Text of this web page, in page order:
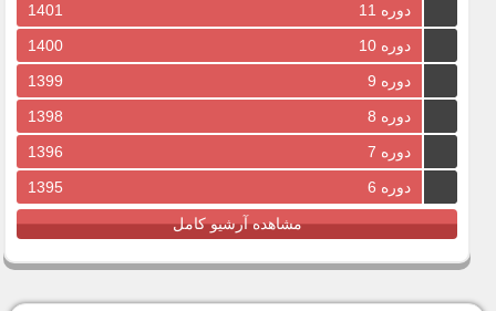
دوره 11
1401
دوره 10
1400
دوره 9
1399
دوره 8
1398
دوره 7
1396
دوره 6
1395
مشاهده آرشیو کامل